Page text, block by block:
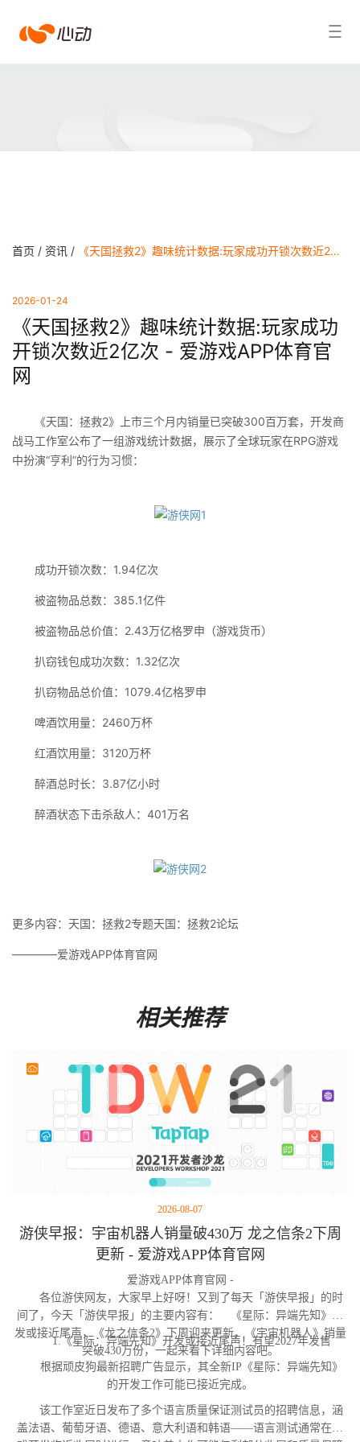
爱搜索结果
首页 / 资讯 / 《天国拯救2》趣味统计数据:玩家成功开锁次数近2亿次 - 爱游戏APP体育官网
2026-01-24
《天国拯救2》趣味统计数据:玩家成功
开锁次数近2亿次 - 爱游戏APP体育官
网
《天国：拯救2》上市三个月内销量已突破300百万套，开发商
战马工作室公布了一组游戏统计数据，展示了全球玩家在RPG游戏
中扮演“亨利”的行为习惯：
成功开锁次数：1.94亿次
被盗物品总数：385.1亿件
被盗物品总价值：2.43万亿格罗申（游戏货币）
扒窃钱包成功次数：1.32亿次
扒窃物品总价值：1079.4亿格罗申
啤酒饮用量：2460万杯
红酒饮用量：3120万杯
醉酒总时长：3.87亿小时
醉酒状态下击杀敌人：401万名
更多内容：天国：拯救2专题天国：拯救2论坛
————爱游戏APP体育官网
相关推荐
2026-08-07
游侠早报：宇宙机器人销量破430万 龙之信条2下周
更新 - 爱游戏APP体育官网
爱游戏APP体育官网 -
各位游侠网友，大家早上好呀！又到了每天「游侠早报」的时
间了，今天「游侠早报」的主要内容有： 《星际：异端先知》开
发或接近尾声，《龙之信条2》下周迎来更新，《宇宙机器人》销量
突破430万份，一起来看下详细内容吧。
1.《星际：异端先知》开发或接近尾声！有望2027年发售
根据顽皮狗最新招聘广告显示，其全新IP《星际：异端先知》
的开发工作可能已接近完成。
该工作室近日发布了多个语言质量保证测试员的招聘信息，涵
盖法语、葡萄牙语、德语、意大利语和韩语——语言测试通常在游